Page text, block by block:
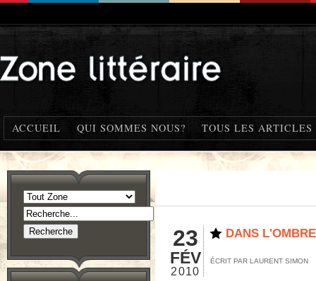
ACCUEIL QUI SOMMES NOUS? TOUS LES ARTICLES
23
FÉV
2010
DANS
ÉCRIT PAR LAURENT SIMON